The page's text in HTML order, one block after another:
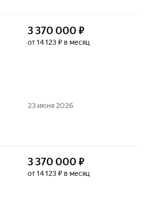
3 370 000 ₽
от 14 123 ₽ в месяц
23 июня 2026
3 370 000 ₽
от 14 123 ₽ в месяц